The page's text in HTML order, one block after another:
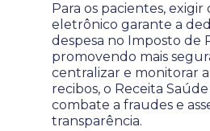
Para os pacientes, exigir
eletrônico garante a
despesa no Imposto de
promovendo mais
centralizar e monitorar a
recibos, o Receita
combate a fraudes e
transparência.